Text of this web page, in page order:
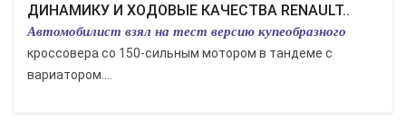
ДИНАМИКУ И ХОДОВЫЕ КАЧЕСТВА RENAULT..
Автомобилист взял на тест версию купеобразного
кроссовера со 150-сильным мотором в тандеме с
вариатором....